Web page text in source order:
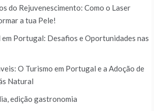
do Rejuvenescimento: Como o Laser
a tua Pele!
Portugal: Desafios e Oportunidades nas
O Turismo em Portugal e a Adoção de
Natural
edição gastronomia